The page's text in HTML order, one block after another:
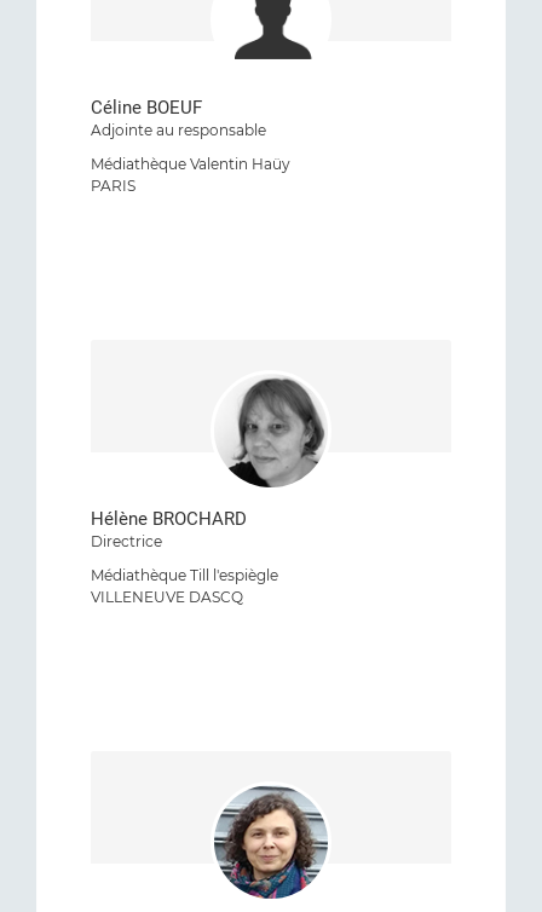
Céline BOEUF
Adjointe au responsable
Médiathèque Valentin Haüy
PARIS
Hélène BROCHARD
Directrice
Médiathèque Till l'espiègle
VILLENEUVE DASCQ